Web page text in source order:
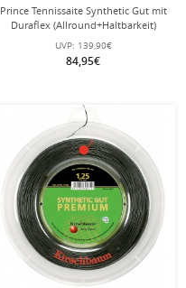
Prince Tennissaite Synthetic Gut mit
Duraflex (Allround+Haltbarkeit)
schwarz 200m Rolle
UVP: 139,90€
84,95€